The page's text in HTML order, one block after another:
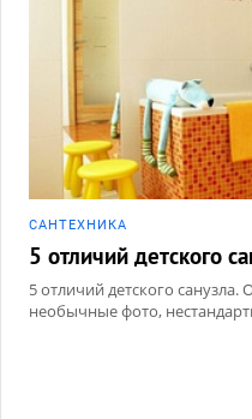
САНТЕХНИКА
5 отличий детского
5 отличий детского
необычные фото,